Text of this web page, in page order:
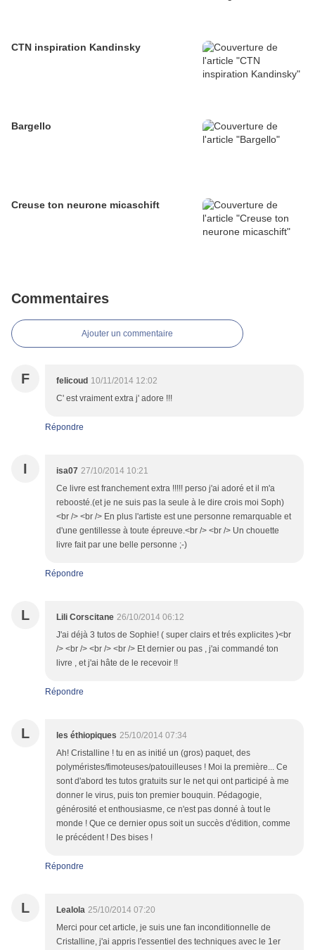
CTN inspiration Kandinsky
Bargello
Creuse ton neurone micaschift
Commentaires
Ajouter un commentaire
F felicoud 10/11/2014 12:02
C' est vraiment extra j' adore !!!
Répondre
I isa07 27/10/2014 10:21
Ce livre est franchement extra !!!!! perso j'ai adoré et il m'a
reboosté.(et je ne suis pas la seule à le dire crois moi Soph)
<br /> <br /> En plus l'artiste est une personne remarquable et
d'une gentillesse à toute épreuve.<br /> <br /> Un chouette
livre fait par une belle personne ;-)
Répondre
L Lili Corscitane 26/10/2014 06:12
J'ai déjà 3 tutos de Sophie! ( super clairs et trés explicites )<br
/> <br /> <br /> <br /> Et dernier ou pas , j'ai commandé ton
livre , et j'ai hâte de le recevoir !!
Répondre
L les éthiopiques 25/10/2014 07:34
Ah! Cristalline ! tu en as initié un (gros) paquet, des
polyméristes/fimoteuses/patouilleuses ! Moi la première... Ce
sont d'abord tes tutos gratuits sur le net qui ont participé à me
donner le virus, puis ton premier bouquin. Pédagogie,
générosité et enthousiasme, ce n'est pas donné à tout le
monde ! Que ce dernier opus soit un succès d'édition, comme
le précédent ! Des bises !
Répondre
L Lealola 25/10/2014 07:20
Merci pour cet article, je suis une fan inconditionnelle de
Cristalline, j'ai appris l'essentiel des techniques avec le 1er